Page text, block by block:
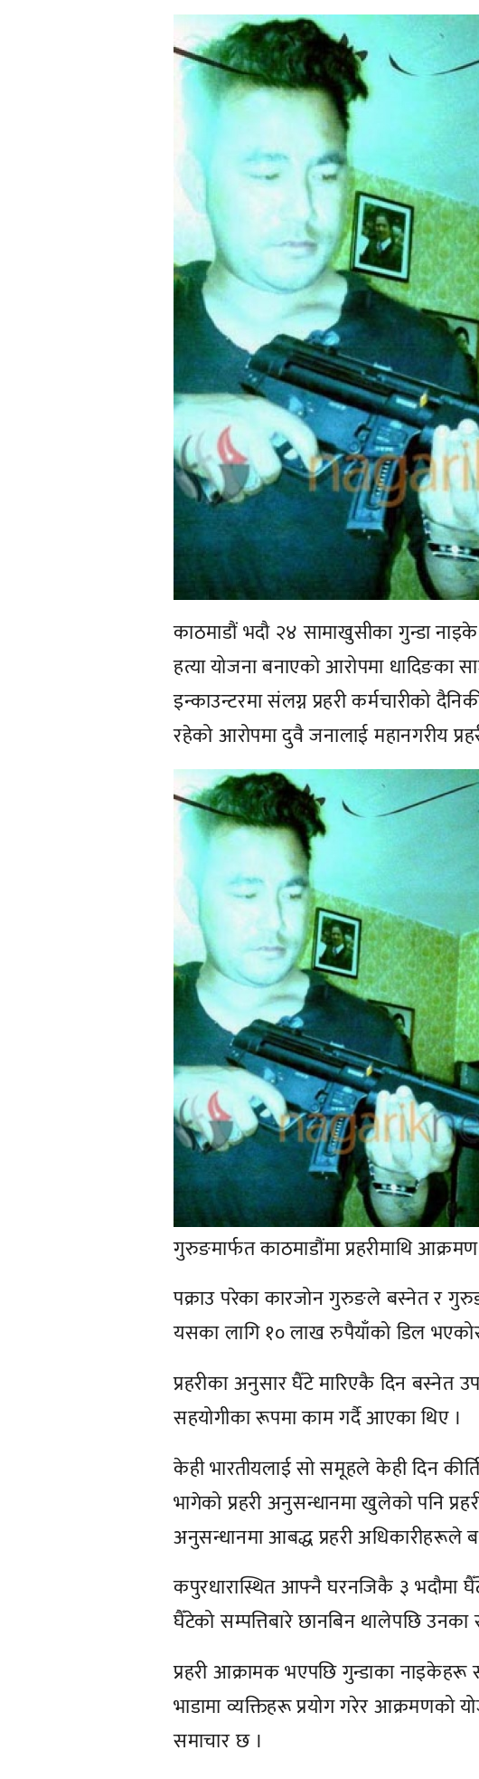
काठमाडौं भदौ २४ सामाखुसीका गुन्डा नाइके
हत्या योजना बनाएको आरोपमा
इन्काउन्टरमा संलग्न प्रहरी कर्मचारीको
रहेको आरोपमा दुवै जनालाई महानगरीय
गुरुङमार्फत काठमाडौंमा प्रहरीमाथि
पक्राउ परेका कारजोन गुरुङले बस्नेत र
यसका लागि १० लाख रुपैयाँको डिल
प्रहरीका अनुसार घैँटे मारिएकै दिन बस्नेत
सहयोगीका रूपमा काम गर्दै आएका थिए ।
केही भारतीयलाई सो समूहले केही दिन
भागेको प्रहरी अनुसन्धानमा खुलेको पनि
अनुसन्धानमा आबद्ध प्रहरी अधिकारीहरूले
कपुरधारास्थित आफ्नै घरनजिकै ३ भदौमा
घैँटेको सम्पत्तिबारे छानबिन थालेपछि
प्रहरी आक्रामक भएपछि गुन्डाका
भाडामा व्यक्तिहरू प्रयोग गरेर आक्रमणको
समाचार छ ।